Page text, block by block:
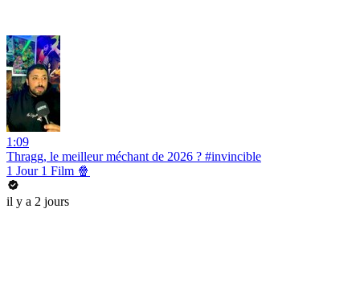
1:09
Thragg, le meilleur méchant de 2026 ? #invincible
1 Jour 1 Film 🍿
il y a 2 jours